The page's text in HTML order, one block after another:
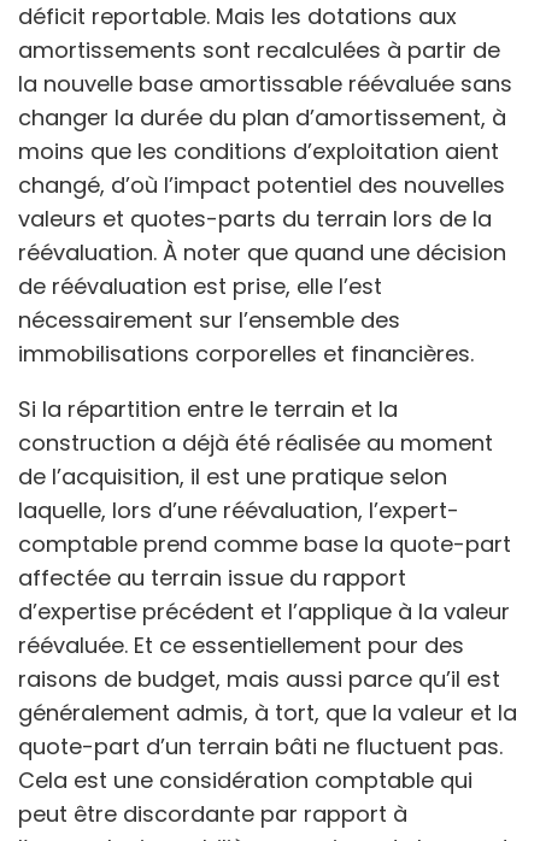
déficit reportable. Mais les dotations aux
amortissements sont recalculées à partir de
la nouvelle base amortissable réévaluée sans
changer la durée du plan d’amortissement, à
moins que les conditions d’exploitation aient
changé, d’où l’impact potentiel des nouvelles
valeurs et quotes-parts du terrain lors de la
réévaluation. À noter que quand une décision
de réévaluation est prise, elle l’est
nécessairement sur l’ensemble des
immobilisations corporelles et financières.
Si la répartition entre le terrain et la
construction a déjà été réalisée au moment
de l’acquisition, il est une pratique selon
laquelle, lors d’une réévaluation, l’expert-
comptable prend comme base la quote-part
affectée au terrain issue du rapport
d’expertise précédent et l’applique à la valeur
réévaluée. Et ce essentiellement pour des
raisons de budget, mais aussi parce qu’il est
généralement admis, à tort, que la valeur et la
quote-part d’un terrain bâti ne fluctuent pas.
Cela est une considération comptable qui
peut être discordante par rapport à